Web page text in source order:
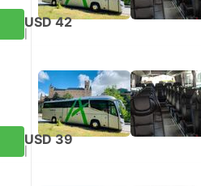
USD 42
USD 39